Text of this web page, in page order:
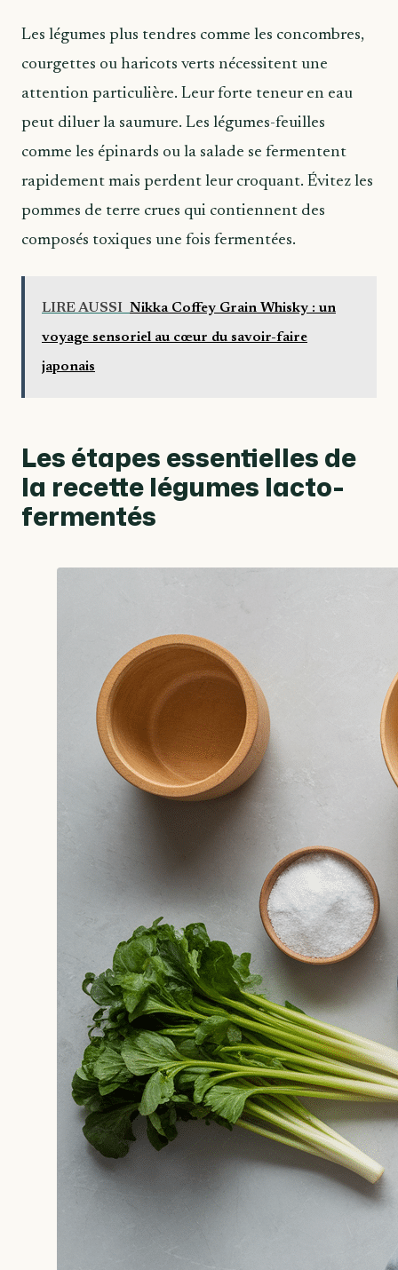
Les légumes plus tendres comme les concombres,
courgettes ou haricots verts nécessitent une
attention particulière. Leur forte teneur en eau
peut diluer la saumure. Les légumes-feuilles
comme les épinards ou la salade se fermentent
rapidement mais perdent leur croquant. Évitez les
pommes de terre crues qui contiennent des
composés toxiques une fois fermentées.
LIRE AUSSI Nikka Coffey Grain Whisky : un
voyage sensoriel au cœur du savoir-faire
japonais
Les étapes essentielles de
la recette légumes lacto-
fermentés